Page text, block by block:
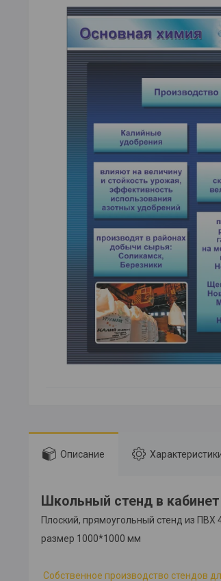
Описание
Школьный стенд в
Плоский, прямоугольный стенд из
размер 1000*1000 мм
Собственное производство стендов